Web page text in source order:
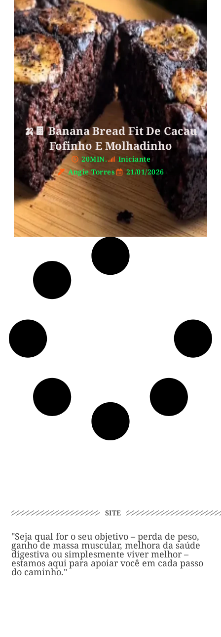
🍌🍫 Banana Bread Fit De Cacau
Fofinho E Molhadinho
20MIN.
Iniciante
Angie Torres
21/01/2026
SITE
"Seja qual for o seu objetivo – perda de peso,
ganho de massa muscular, melhora da saúde
digestiva ou simplesmente viver melhor –
estamos aqui para apoiar você em cada passo
do caminho."